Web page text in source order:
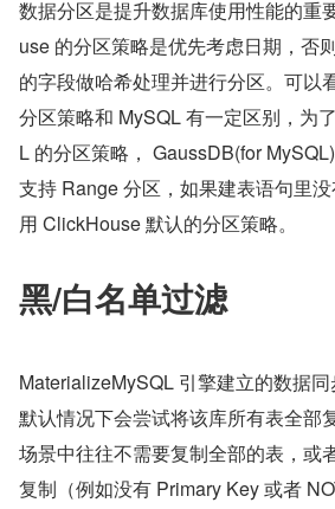
数据分区是提升数据库使用性能的重
use 的分区策略是优先考虑日期，否
的字段做哈希处理并进行分区。可以
分区策略和 MySQL 有一定区别，为
L 的分区策略， GaussDB(for
支持 Range 分区，如果建表语句里
用 ClickHouse 默认的分区策略。
黑/白名单过滤
MaterializeMySQL 引擎建立的数据
默认情况下会尝试将该库所有表全部
场景中往往不需要复制全部的表，或
复制（例如没有 Primary Key 或者